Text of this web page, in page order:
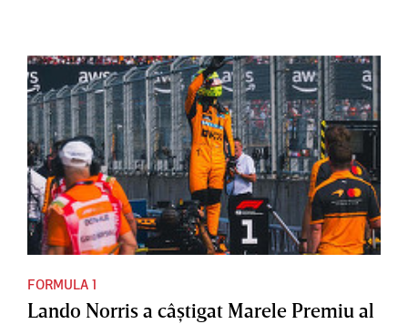
FORMULA 1
Lando Norris a câştigat Marele Premiu al